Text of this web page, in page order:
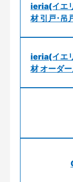
ieria(イエ
材 引戸･吊
ieria(イエ
材 オーダ